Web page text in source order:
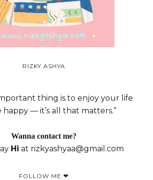
RIZKY ASHYA
thing is to enjoy your life
— it’s all that matters.”
Wanna contact me?
Hi at rizkyashyaa@gmail.com
FOLLOW ME ❤